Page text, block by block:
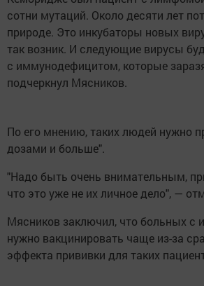
сотни мутаций. Около десяти лет
природе. Это инкубаторы новых
так возник. И следующие вирусы
с иммунодефицитом, которые
подчеркнул Мясников.
По его мнению, таких людей нужно
дозами и больше".
"Надо быть очень внимательным,
что это уже не их личное дело", —
Мясников заключил, что больных с
нужно вакцинировать чаще из-за
эффекта прививки для таких